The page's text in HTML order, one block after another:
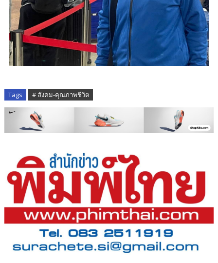
Tags # สังคม-คุณภาพชีวิต